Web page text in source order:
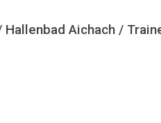
Aichach /